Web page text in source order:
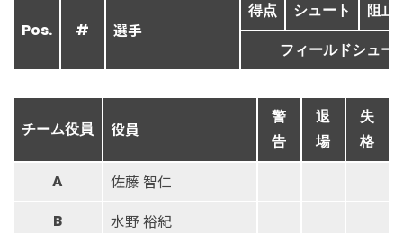
Pos. # 選手
得点 シュート 阻止
フィールドシュー
チーム役員 役員
警
告
退
場
失
格
A 佐藤 智仁
B 水野 裕紀